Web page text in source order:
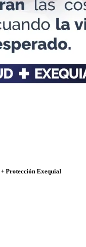
+ Protección Exequial